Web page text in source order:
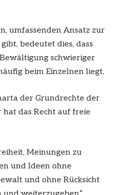
umfassenden Ansatz zur
bedeutet dies, dass
schwieriger
beim Einzelnen liegt.
der Grundrechte der
hat das Recht auf freie
Meinungen zu
und Ideen ohne
und ohne Rücksicht